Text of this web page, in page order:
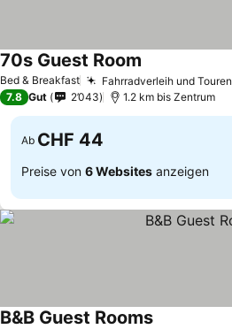
Bed & Breakfast Fahrradverleih und Touren
70s Guest Room
7.8 Gut 2’043 1.2 km bis Zentrum
Ab CHF 44
Preise von 6 Websites anzeigen
B&B Guest Rooms